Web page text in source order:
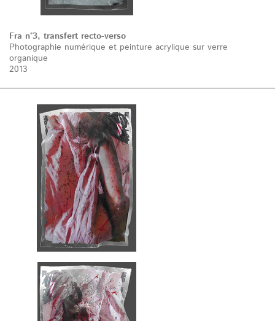
Fra n°3, transfert recto-verso
Photographie numérique et peinture acrylique sur verre
organique
2013